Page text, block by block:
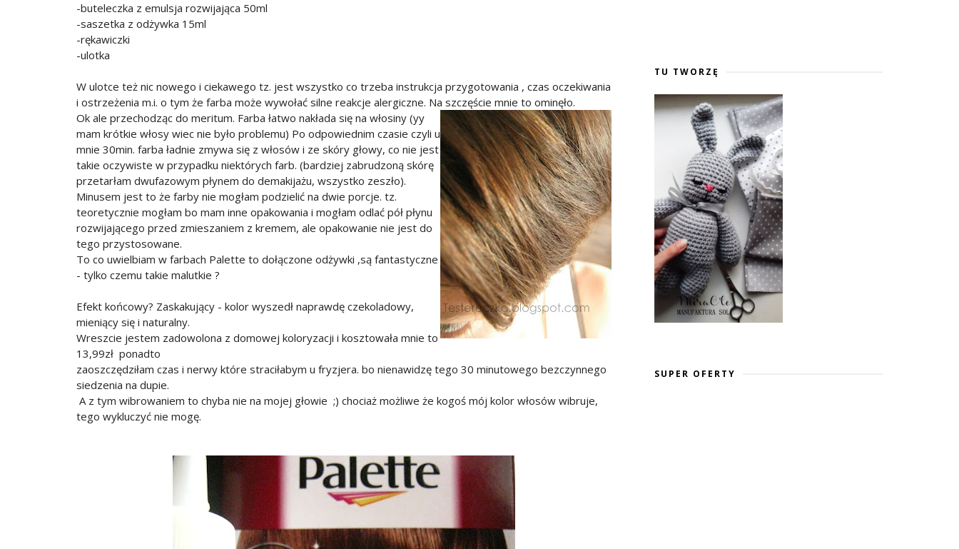
-buteleczka z emulsja rozwijająca 50ml
-saszetka z odżywka 15ml
-rękawiczki
-ulotka
W ulotce też nic nowego i ciekawego tz. jest wszystko co trzeba instrukcja przygotowania , czas oczekiwania
i ostrzeżenia m.i. o tym że farba może wywołać silne reakcje alergiczne. Na szczęście mnie to ominęło.
Ok ale przechodząc do meritum. Farba łatwo nakłada się na włosiny (yy
mam krótkie włosy wiec nie było problemu) Po odpowiednim czasie czyli u
mnie 30min. farba ładnie zmywa się z włosów i ze skóry głowy, co nie jest
takie oczywiste w przypadku niektórych farb. (bardziej zabrudzoną skórę
przetarłam dwufazowym płynem do demakijażu, wszystko zeszło).
Minusem jest to że farby nie mogłam podzielić na dwie porcje. tz.
teoretycznie mogłam bo mam inne opakowania i mogłam odlać pół płynu
rozwijającego przed zmieszaniem z kremem, ale opakowanie nie jest do
tego przystosowane.
To co uwielbiam w farbach Palette to dołączone odżywki ,są fantastyczne
- tylko czemu takie malutkie ?
Efekt końcowy? Zaskakujący - kolor wyszedł naprawdę czekoladowy,
mieniący się i naturalny.
Wreszcie jestem zadowolona z domowej koloryzacji i kosztowała mnie to
13,99zł ponadto
zaoszczędziłam czas i nerwy które straciłabym u fryzjera. bo nienawidzę tego 30 minutowego bezczynnego
siedzenia na dupie.
A z tym wibrowaniem to chyba nie na mojej głowie ;) chociaż możliwe że kogoś mój kolor włosów wibruje,
tego wykluczyć nie mogę.
TU TWORZĘ
SUPER OFERTY